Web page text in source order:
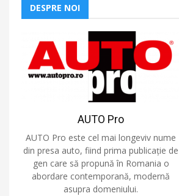
DESPRE NOI
AUTO Pro
AUTO Pro este cel mai longeviv nume
din presa auto, fiind prima publicație de
gen care să propună în Romania o
abordare contemporană, modernă
asupra domeniului.